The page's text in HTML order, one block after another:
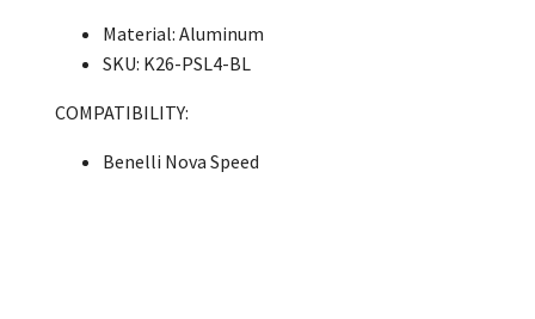
Material: Aluminum
SKU: K26-PSL4-BL
COMPATIBILITY:
Benelli Nova Speed